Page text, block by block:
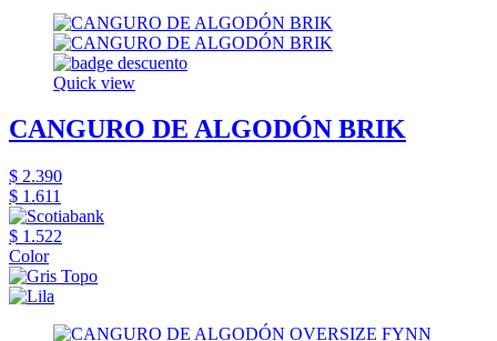
Quick view
CANGURO DE ALGODÓN BRIK
$ 2.390
$ 1.611
$ 1.522
Color